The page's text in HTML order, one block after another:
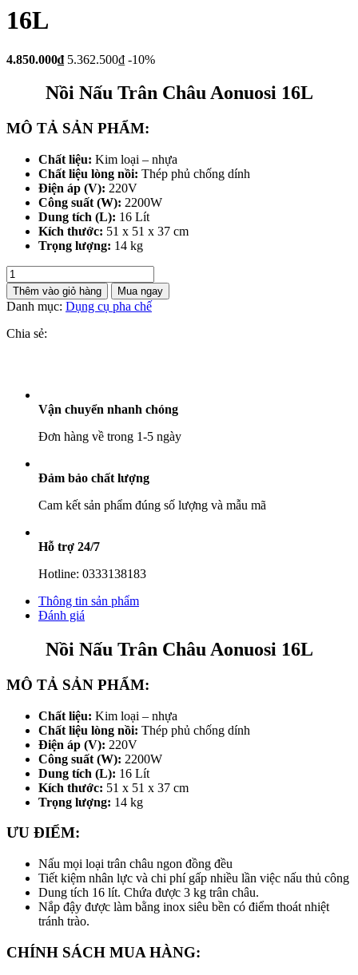
16L
4.850.000₫ 5.362.500₫ -10%
Nồi Nấu Trân Châu Aonuosi 16L
MÔ TẢ SẢN PHẨM:
Chất liệu: Kim loại – nhựa
Chất liệu lòng nồi: Thép phủ chống dính
Điện áp (V): 220V
Công suất (W): 2200W
Dung tích (L): 16 Lít
Kích thước: 51 x 51 x 37 cm
Trọng lượng: 14 kg
Nồi
Nấu
Trân
Châu
Aonuosi
Thêm vào giỏ hàng Mua ngay
Danh mục: Dụng cụ pha chế
Chia sẻ:
Vận chuyển nhanh chóng
Đơn hàng về trong 1-5 ngày
Đảm bảo chất lượng
Cam kết sản phẩm đúng số lượng và mẫu mã
Hỗ trợ 24/7
Hotline: 0333138183
Thông tin sản phẩm
Đánh giá
Nồi Nấu Trân Châu Aonuosi 16L
MÔ TẢ SẢN PHẨM:
Chất liệu: Kim loại – nhựa
Chất liệu lòng nồi: Thép phủ chống dính
Điện áp (V): 220V
Công suất (W): 2200W
Dung tích (L): 16 Lít
Kích thước: 51 x 51 x 37 cm
Trọng lượng: 14 kg
ƯU ĐIỂM:
Nấu mọi loại trân châu ngon đồng đều
Tiết kiệm nhân lực và chi phí gấp nhiều lần việc nấu thủ công
Dung tích 16 lít. Chứa được 3 kg trân châu.
Nắp đậy được làm bằng inox siêu bền có điểm thoát nhiệt
tránh trào.
CHÍNH SÁCH MUA HÀNG: